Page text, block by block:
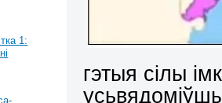
гэтыя сілы
1: